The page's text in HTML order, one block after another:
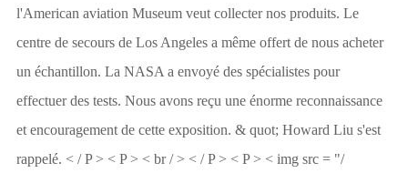
l'American aviation Museum veut collecter nos produits. Le
centre de secours de Los Angeles a même offert de nous acheter
un échantillon. La NASA a envoyé des spécialistes pour
effectuer des tests. Nous avons reçu une énorme reconnaissance
et encouragement de cette exposition. & quot; Howard Liu s'est
rappelé. < / P > < P > < br / > < / P > < P > < img src = "/